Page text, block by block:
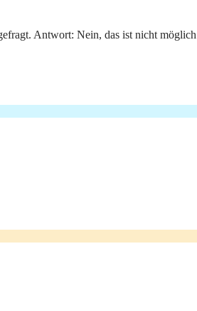
Antwort: Nein, das ist nicht